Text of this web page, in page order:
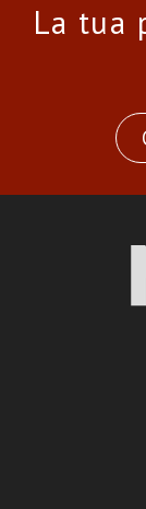
La tua